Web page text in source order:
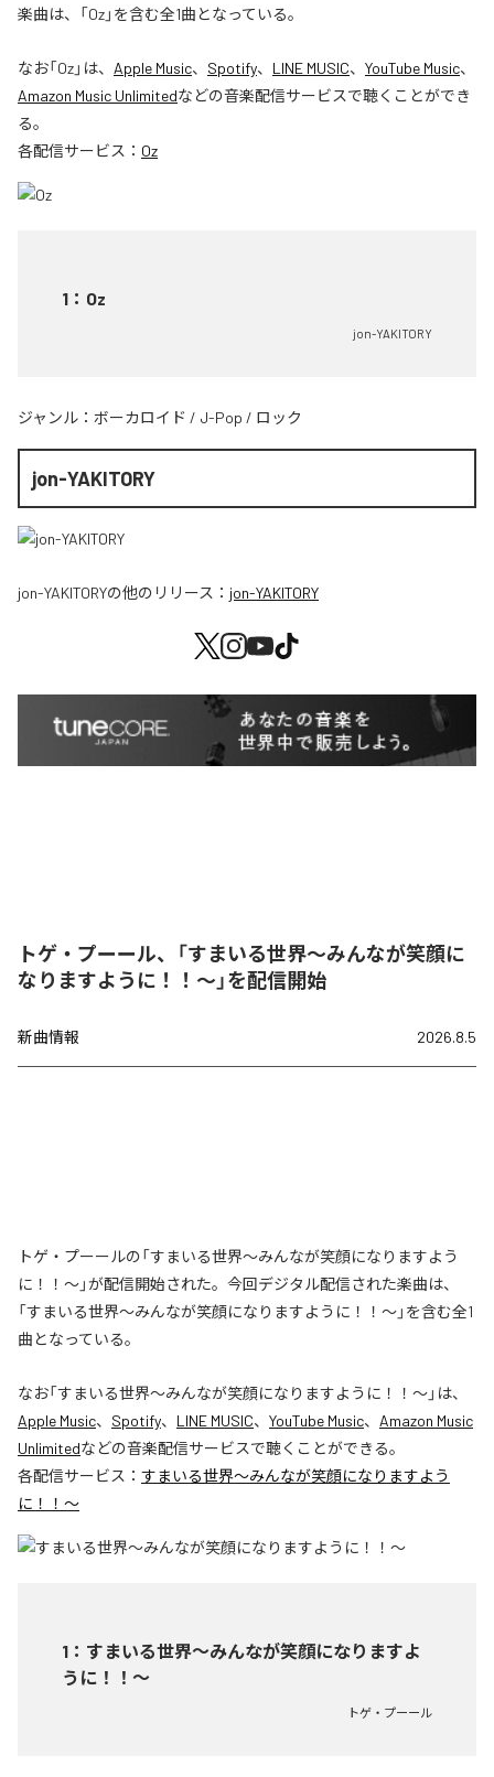
楽曲は、「Oz」を含む全1曲となっている。
なお「Oz」は、 Apple Music、 Spotify、 LINE MUSIC、 YouTube Music、
Amazon Music Unlimitedなどの音楽配信サービスで聴くことができ
る。
各配信サービス： Oz
1 ： Oz
jon-YAKITORY
ジャンル： ボーカロイド / J-Pop / ロック
jon-YAKITORY
jon-YAKITORYの他のリリース： jon-YAKITORY
トゲ・プーール、「すまいる世界〜みんなが笑顔に
なりますように！！〜」を配信開始
新曲情報 2026.8.5
トゲ・プーールの「すまいる世界〜みんなが笑顔になりますよう
に！！〜」が配信開始された。今回デジタル配信された楽曲は、
「すまいる世界〜みんなが笑顔になりますように！！〜」を含む全1
曲となっている。
なお「すまいる世界〜みんなが笑顔になりますように！！〜」は、
Apple Music、 Spotify、 LINE MUSIC、 YouTube Music、 Amazon Music
Unlimitedなどの音楽配信サービスで聴くことができる。
各配信サービス： すまいる世界〜みんなが笑顔になりますよう
に！！〜
1 ： すまいる世界〜みんなが笑顔になりますよ
うに！！〜
トゲ・プーール